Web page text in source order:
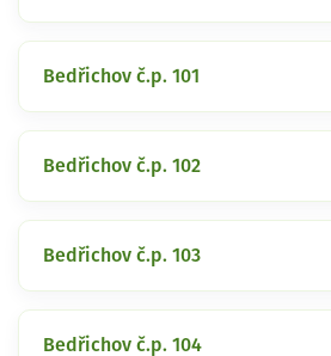
Bedřichov č.p. 101
Bedřichov č.p. 102
Bedřichov č.p. 103
Bedřichov č.p. 104